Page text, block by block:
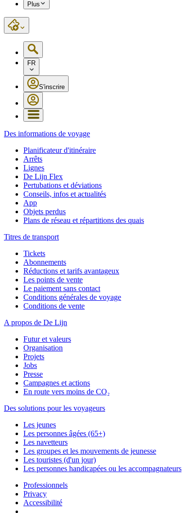
Plus
FR
S'inscrire
Des informations de voyage
Planificateur d'itinéraire
Arrêts
Lignes
De Lijn Flex
Pertubations et déviations
Conseils, infos et actualités
App
Objets perdus
Plans de réseau et répartitions des quais
Titres de transport
Tickets
Abonnements
Réductions et tarifs avantageux
Les points de vente
Le paiement sans contact
Conditions générales de voyage
Conditions de vente
A propos de De Lijn
Futur et valeurs
Organisation
Projets
Jobs
Presse
Campagnes et actions
En route vers moins de CO₂
Des solutions pour les voyageurs
Les jeunes
Les personnes âgées (65+)
Les navetteurs
Les groupes et les mouvements de jeunesse
Les touristes (d'un jour)
Les personnes handicapées ou les accompagnateurs
Professionnels
Privacy
Accessibilité